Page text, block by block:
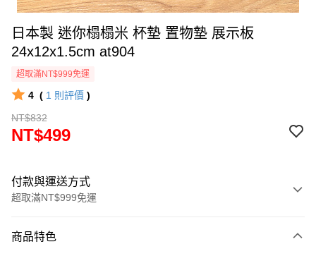
日本製 迷你榻榻米 杯墊 置物墊 展示板
24x12x1.5cm at904
超取滿NT$999免運
4 ( 1 則評價 )
NT$832
NT$499
付款與運送方式
超取滿NT$999免運
信用卡一次付款
商品特色